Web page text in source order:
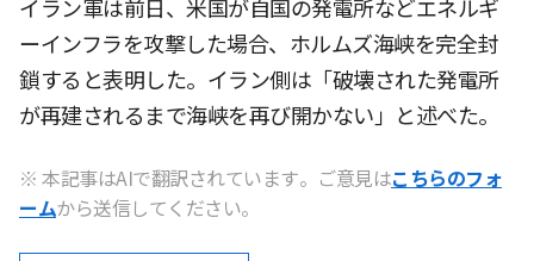
イラン軍は前日、米国が自国の発電所などエネルギ
ーインフラを攻撃した場合、ホルムズ海峡を完全封
鎖すると表明した。イラン側は「破壊された発電所
が再建されるまで海峡を再び開かない」と述べた。
※ 本記事はAIで翻訳されています。ご意見はこちらのフォ
ームから送信してください。